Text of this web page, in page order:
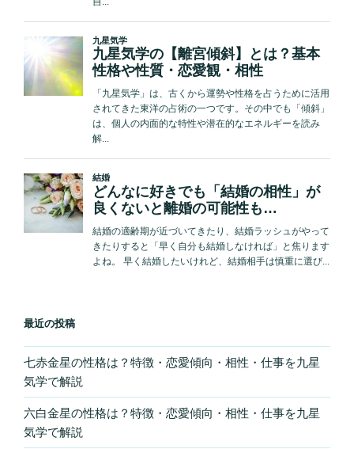
最近の投稿
七赤金星の性格は？特徴・恋愛傾向・相性・仕事を九星
気学で解説
六白金星の性格は？特徴・恋愛傾向・相性・仕事を九星
気学で解説